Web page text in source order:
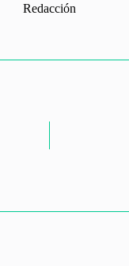
Redacción